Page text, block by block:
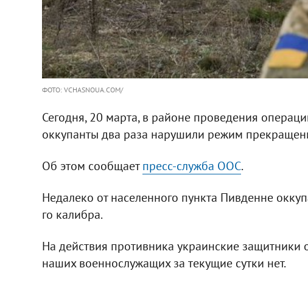
ФОТО: VCHASNOUA.COM/
Сегодня, 20 марта, в районе проведения
оккупанты два раза нарушили режим
Об этом сообщаетпресс-служба ООС.
Недалеко от населенного пункта Пивденне
го калибра.
На действия противника украинские защитники
наших военнослужащих за текущие сутки нет.